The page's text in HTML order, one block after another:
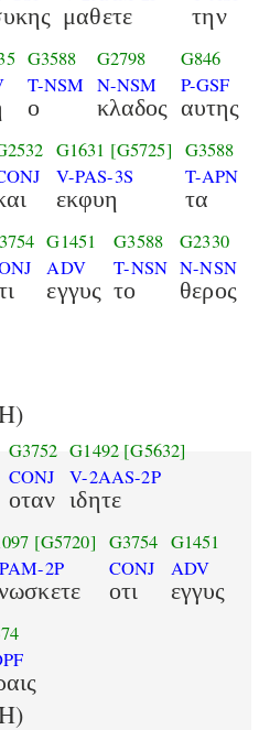
μαθετε την
G3588
T-NSM
ο
G2798
N-NSM
κλαδος
G846
P-GSF
αυτης
G1631 [G5725]
V-PAS-3S
εκφυη
G3588
T-APN
τα
G1451
ADV
εγγυς
G3588
T-NSN
το
G2330
N-NSN
θερος
G3752
CONJ
οταν
G1492 [G5632]
V-2AAS-2P
ιδητε
[G5720]
2P
G3754
CONJ
οτι
G1451
ADV
εγγυς